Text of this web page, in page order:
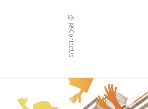
联
系
ContactUs